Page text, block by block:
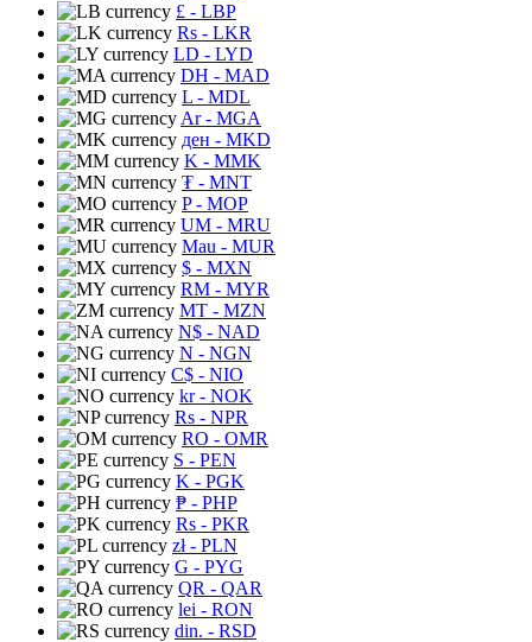
£ - LBP
Rs - LKR
LD - LYD
DH - MAD
L - MDL
Ar- MGA
ден - MKD
K - MMK
₮ - MNT
P- MOP
UM - MRU
Mau - MUR
$ - MXN
RM - MYR
MT - MZN
N$ - NAD
N - NGN
C$ - NIO
kr- NOK
Rs - NPR
RO - OMR
S - PEN
K - PGK
₱ - PHP
Rs - PKR
zł- PLN
G - PYG
QR - QAR
lei - RON
din. - RSD